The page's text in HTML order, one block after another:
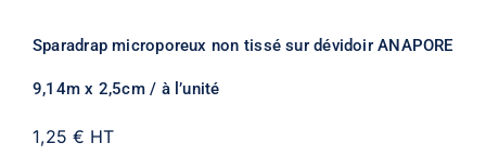
Sparadrap microporeux non tissé sur dévidoir ANAPORE
9,14m x 2,5cm / à l’unité
1,25 € HT